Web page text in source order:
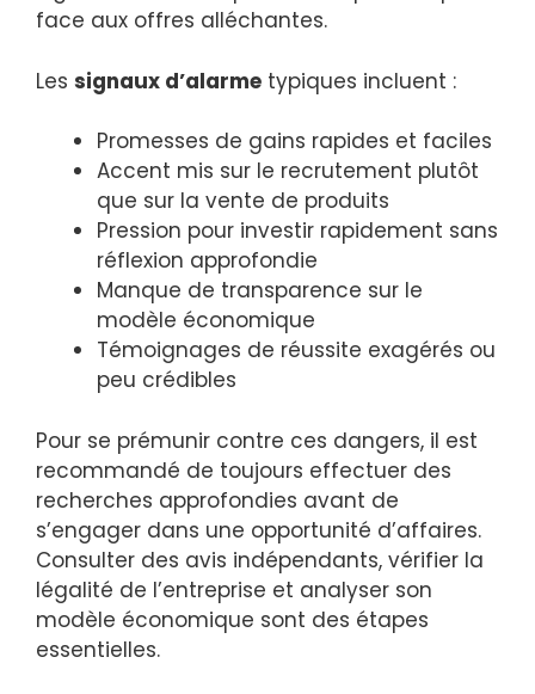
face aux offres alléchantes.
Les signaux d’alarme typiques incluent :
Promesses de gains rapides et faciles
Accent mis sur le recrutement plutôt
que sur la vente de produits
Pression pour investir rapidement sans
réflexion approfondie
Manque de transparence sur le
modèle économique
Témoignages de réussite exagérés ou
peu crédibles
Pour se prémunir contre ces dangers, il est
recommandé de toujours effectuer des
recherches approfondies avant de
s’engager dans une opportunité d’affaires.
Consulter des avis indépendants, vérifier la
légalité de l’entreprise et analyser son
modèle économique sont des étapes
essentielles.